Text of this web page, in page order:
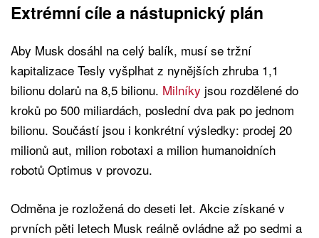
Extrémní cíle a nástupnický plán
Aby Musk dosáhl na celý balík, musí se tržní
kapitalizace Tesly vyšplhat z nynějších zhruba 1,1
bilionu dolarů na 8,5 bilionu. Milníky jsou rozdělené do
kroků po 500 miliardách, poslední dva pak po jednom
bilionu. Součástí jsou i konkrétní výsledky: prodej 20
milionů aut, milion robotaxi a milion humanoidních
robotů Optimus v provozu.
Odměna je rozložená do deseti let. Akcie získané v
prvních pěti letech Musk reálně ovládne až po sedmi a